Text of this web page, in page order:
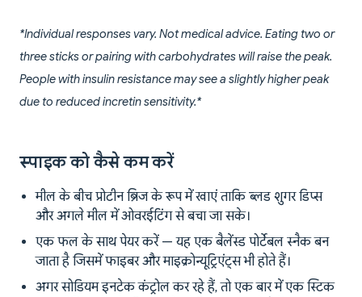
*Individual responses vary. Not medical advice. Eating two or
three sticks or pairing with carbohydrates will raise the peak.
People with insulin resistance may see a slightly higher peak
due to reduced incretin sensitivity.*
स्पाइक को कैसे कम करें
मील के बीच प्रोटीन ब्रिज के रूप में खाएं ताकि ब्लड शुगर डिप्स
और अगले मील में ओवरईटिंग से बचा जा सके।
एक फल के साथ पेयर करें — यह एक बैलेंस्ड पोर्टेबल स्नैक बन
जाता है जिसमें फाइबर और माइक्रोन्यूट्रिएंट्स भी होते हैं।
अगर सोडियम इनटेक कंट्रोल कर रहे हैं, तो एक बार में एक स्टिक